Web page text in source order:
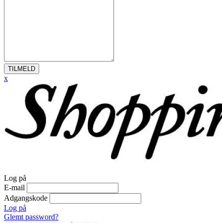
TILMELD
x
Log på
E-mail
Adgangskode
Log på
Glemt password?